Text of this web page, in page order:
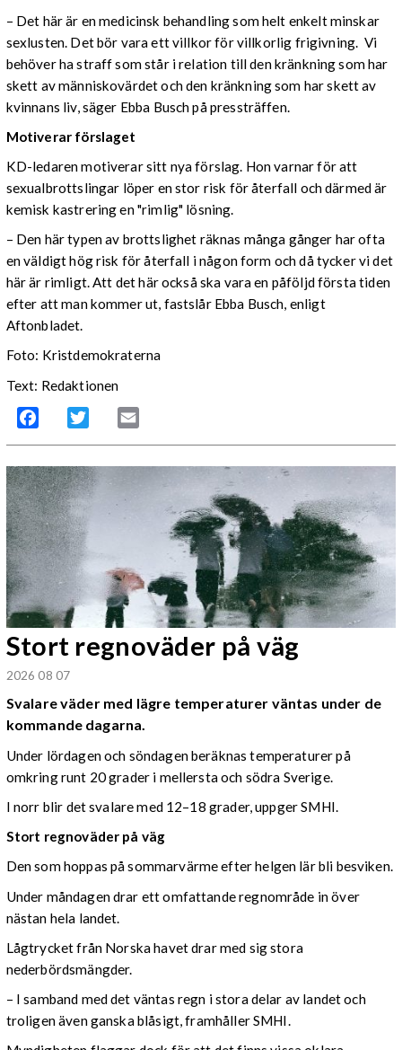
– Det här är en medicinsk behandling som helt enkelt minskar
sexlusten. Det bör vara ett villkor för villkorlig frigivning. Vi
behöver ha straff som står i relation till den kränkning som har
skett av människovärdet och den kränkning som har skett av
kvinnans liv, säger Ebba Busch på pressträffen.
Motiverar förslaget
KD-ledaren motiverar sitt nya förslag. Hon varnar för att
sexualbrottslingar löper en stor risk för återfall och därmed är
kemisk kastrering en "rimlig" lösning.
– Den här typen av brottslighet räknas många gånger har ofta
en väldigt hög risk för återfall i någon form och då tycker vi det
här är rimligt. Att det här också ska vara en påföljd första tiden
efter att man kommer ut, fastslår Ebba Busch, enligt
Aftonbladet.
Foto: Kristdemokraterna
Text: Redaktionen
Facebook Twitter
Stort regnoväder på väg
2026 08 07
Svalare väder med lägre temperaturer väntas under de
kommande dagarna.
Under lördagen och söndagen beräknas temperaturer på
omkring runt 20 grader i mellersta och södra Sverige.
I norr blir det svalare med 12–18 grader, uppger SMHI.
Stort regnoväder på väg
Den som hoppas på sommarvärme efter helgen lär bli besviken.
Under måndagen drar ett omfattande regnområde in över
nästan hela landet.
Lågtrycket från Norska havet drar med sig stora
nederbördsmängder.
– I samband med det väntas regn i stora delar av landet och
troligen även ganska blåsigt, framhåller SMHI.